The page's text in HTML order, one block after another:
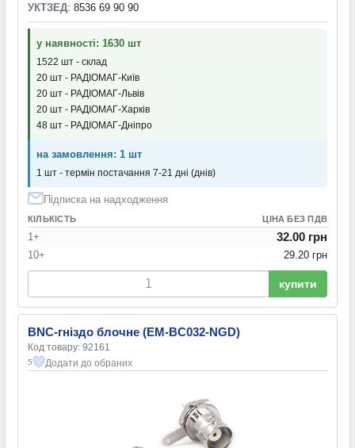
УКТЗЕД: 8536 69 90 90
у наявності: 1630 шт
1522 шт - склад
20 шт - РАДІОМАГ-Київ
20 шт - РАДІОМАГ-Львів
20 шт - РАДІОМАГ-Харків
48 шт - РАДІОМАГ-Дніпро
на замовлення: 1 шт
1 шт - термін постачання 7-21 дні (днів)
Підписка на надходження
КІЛЬКІСТЬ ЦІНА БЕЗ ПДВ
1+ 32.00 грн
10+ 29.20 грн
купити
BNC-гніздо блочне (EM-BC032-NGD)
Код товару: 92161
5 Додати до обраних